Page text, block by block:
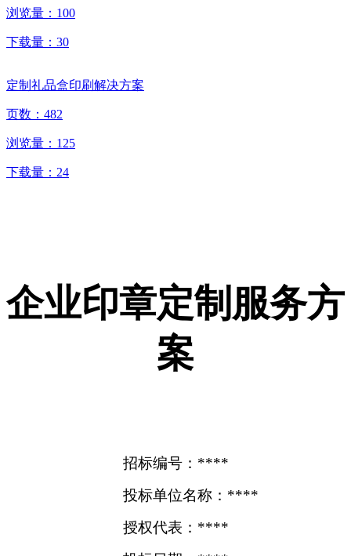
浏览量： 100
下载量： 30
定制礼品盒印刷解决方案
页数： 482
浏览量： 125
下载量： 24
企业印章定制服务方
案
招标编号：****
投标单位名称：****
授权代表：****